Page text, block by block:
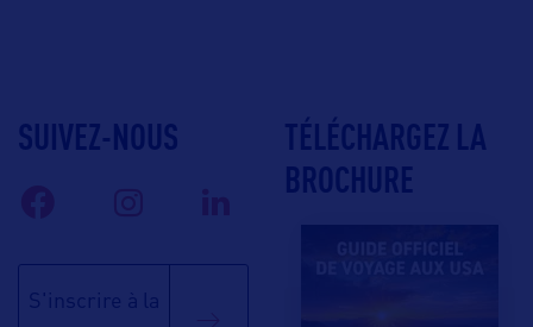
SUIVEZ-NOUS
S'inscrire à la
TÉLÉCHARGEZ LA
BROCHURE